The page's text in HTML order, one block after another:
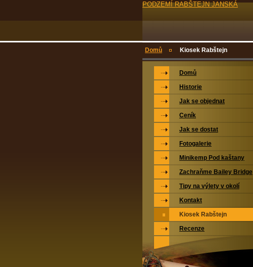
PODZEMÍ RABŠTEJN JANSKÁ
Domů Kiosek Rabštejn
Domů
Historie
Jak se objednat
Ceník
Jak se dostat
Fotogalerie
Minikemp Pod kaštany
Zachraňme Bailey Bridge
Tipy na výlety v okolí
Kontakt
Kiosek Rabštejn
Recenze